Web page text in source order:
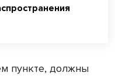
пункте, должны